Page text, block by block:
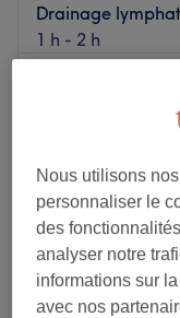
Drainage
1 h - 2 h
Je veux en savoir
Mercredi
Jeudi
Vendredi
Samedi
Dimanche
Nous utilisons
personnaliser le
des
analyser notre
informations sur
avec nos